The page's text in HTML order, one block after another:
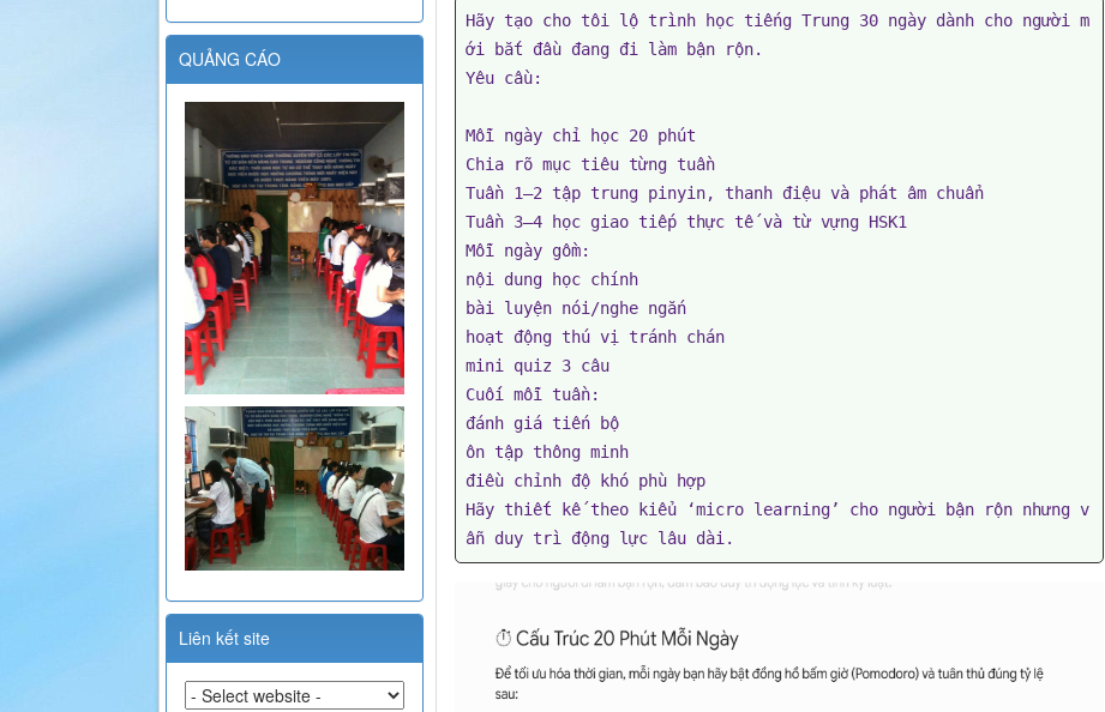
Hãy tạo cho tôi lộ trình học tiếng Trung 30 ngày dành cho người m
ới bắt đầu đang đi làm bận rộn.
Yêu cầu:
Mỗi ngày chỉ học 20 phút
Chia rõ mục tiêu từng tuần
Tuần 1–2 tập trung pinyin, thanh điệu và phát âm chuẩn
Tuần 3–4 học giao tiếp thực tế và từ vựng HSK1
Mỗi ngày gồm:
nội dung học chính
bài luyện nói/nghe ngắn
hoạt động thú vị tránh chán
mini quiz 3 câu
Cuối mỗi tuần:
đánh giá tiến bộ
ôn tập thông minh
điều chỉnh độ khó phù hợp
Hãy thiết kế theo kiểu ‘micro learning’ cho người bận rộn nhưng v
ẫn duy trì động lực lâu dài.
QUẢNG CÁO
Liên kết site